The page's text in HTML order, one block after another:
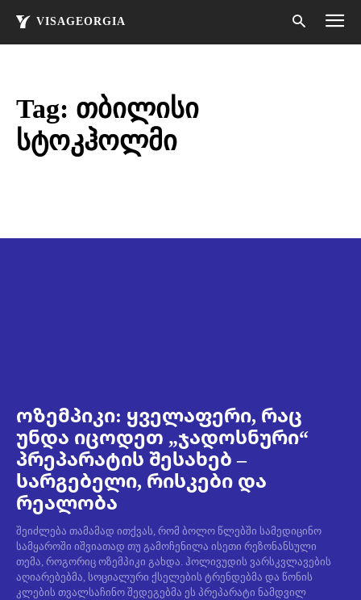
VISAGEORGIA
Tag: თბილისი
სტოკჰოლმი
ოზემპიკი: ყველაფერი, რაც
უნდა იცოდეთ „ჯადოსნური“
პრეპარატის შესახებ –
სარგებელი, რისკები და
რეალობა
შეიძლება თამამად ითქვას, რომ ბოლო წლებში სამედიცინო
სამყაროში იშვიათად თუ გამოჩენილა ისეთი რეზონანსული
თემა, როგორიც ოზემპიკი გახდა. ჰოლივუდის ვარსკვლავების
აღიარებებმა, სოციალური ქსელების ტრენდებმა და წონის
კლების თვალსაჩინო შედეგებმა ეს პრეპარატი ნამდვილ